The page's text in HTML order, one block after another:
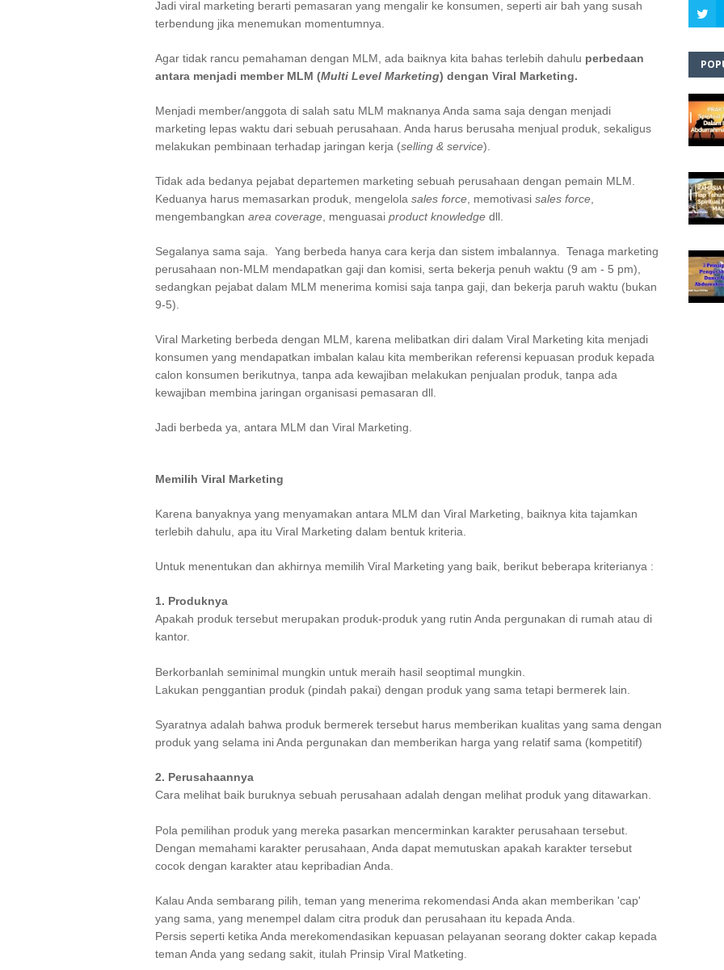
Jadi viral marketing berarti pemasaran yang mengalir ke konsumen, seperti air bah yang susah
terbendung jika menemukan momentumnya.
Agar tidak rancu pemahaman dengan MLM, ada baiknya kita bahas terlebih dahulu perbedaan
antara menjadi member MLM (Multi Level Marketing) dengan Viral Marketing.
Menjadi member/anggota di salah satu MLM maknanya Anda sama saja dengan menjadi
marketing lepas waktu dari sebuah perusahaan. Anda harus berusaha menjual produk, sekaligus
melakukan pembinaan terhadap jaringan kerja (selling & service).
Tidak ada bedanya pejabat departemen marketing sebuah perusahaan dengan pemain MLM.
Keduanya harus memasarkan produk, mengelola sales force , memotivasi sales force
mengembangkan area coverage , menguasai product knowledge dll.
Segalanya sama saja. Yang berbeda hanya cara kerja dan sistem imbalannya. Tenaga marketing
perusahaan non-MLM mendapatkan gaji dan komisi, serta bekerja penuh waktu (9 am - 5 pm),
sedangkan pejabat dalam MLM menerima komisi saja tanpa gaji, dan bekerja paruh waktu (bukan
9-5).
Viral Marketing berbeda dengan MLM, karena melibatkan diri dalam Viral Marketing kita menjadi
konsumen yang mendapatkan imbalan kalau kita memberikan referensi kepuasan produk kepada
calon konsumen berikutnya, tanpa ada kewajiban melakukan penjualan produk, tanpa ada
kewajiban membina jaringan organisasi pemasaran dll.
Jadi berbeda ya, antara MLM dan Viral Marketing.
Memilih Viral Marketing
Karena banyaknya yang menyamakan antara MLM dan Viral Marketing, baiknya kita tajamkan
terlebih dahulu, apa itu Viral Marketing dalam bentuk kriteria.
Untuk menentukan dan akhirnya memilih Viral Marketing yang baik, berikut beberapa kriterianya :
1. Produknya
Apakah produk tersebut merupakan produk-produk yang rutin Anda pergunakan di rumah atau di
kantor.
Berkorbanlah seminimal mungkin untuk meraih hasil seoptimal mungkin.
Lakukan penggantian produk (pindah pakai) dengan produk yang sama tetapi bermerek lain.
Syaratnya adalah bahwa produk bermerek tersebut harus memberikan kualitas yang sama dengan
produk yang selama ini Anda pergunakan dan memberikan harga yang relatif sama (kompetitif)
2. Perusahaannya
Cara melihat baik buruknya sebuah perusahaan adalah dengan melihat produk yang ditawarkan.
Pola pemilihan produk yang mereka pasarkan mencerminkan karakter perusahaan tersebut.
Dengan memahami karakter perusahaan, Anda dapat memutuskan apakah karakter tersebut
cocok dengan karakter atau kepribadian Anda.
Kalau Anda sembarang pilih, teman yang menerima rekomendasi Anda akan memberikan 'cap'
yang sama, yang menempel dalam citra produk dan perusahaan itu kepada Anda.
Persis seperti ketika Anda merekomendasikan kepuasan pelayanan seorang dokter cakap kepada
teman Anda yang sedang sakit, itulah Prinsip Viral Matketing.